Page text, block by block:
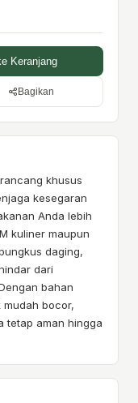
Keranjang
Bagikan
khusus
kesegaran
Anda lebih
kuliner maupun
daging,
dari
bahan
bocor,
tetap aman hingga